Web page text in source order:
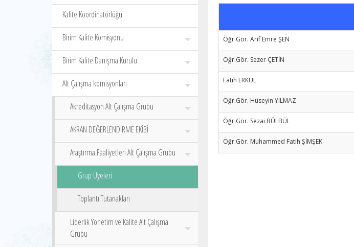
Kalite Koordinatörlüğü
Birim Kalite Komisyonu
Birim Kalite Danışma Kurulu
Alt Çalışma komisyonları
Akreditasyon Alt Çalışma Grubu
AKRAN DEĞERLENDİRME EKİBİ
Araştırma Faaliyetleri Alt Çalışma Grubu
Grup Üyeleri
Toplantı Tutanakları
Liderlik Yönetim ve Kalite Alt Çalışma
Grubu
Öğr.Gör. Arif Emre ŞEN
Öğr.Gör. Sezer ÇETİN
Fatih ERKUL
Öğr.Gör. Hüseyin YILMAZ
Öğr.Gör. Sezai BÜLBÜL
Öğr.Gör. Muhammed Fatih ŞİMŞEK